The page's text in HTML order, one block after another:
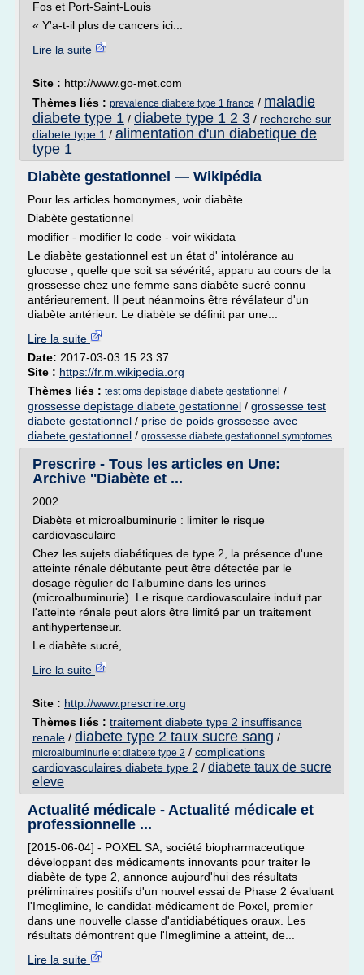
Fos et Port-Saint-Louis
« Y'a-t-il plus de cancers ici...
Lire la suite
Site : http://www.go-met.com
Thèmes liés : prevalence diabete type 1 france / maladie
diabete type 1 / diabete type 1 2 3 / recherche sur
diabete type 1 / alimentation d'un diabetique de
type 1
Diabète gestationnel — Wikipédia
Pour les articles homonymes, voir diabète .
Diabète gestationnel
modifier - modifier le code - voir wikidata
Le diabète gestationnel est un état d' intolérance au
glucose , quelle que soit sa sévérité, apparu au cours de la
grossesse chez une femme sans diabète sucré connu
antérieurement. Il peut néanmoins être révélateur d'un
diabète antérieur. Le diabète se définit par une...
Lire la suite
Date: 2017-03-03 15:23:37
Site : https://fr.m.wikipedia.org
Thèmes liés : test oms depistage diabete gestationnel /
grossesse depistage diabete gestationnel / grossesse test
diabete gestationnel / prise de poids grossesse avec
diabete gestationnel / grossesse diabete gestationnel symptomes
Prescrire - Tous les articles en Une:
Archive ''Diabète et ...
2002
Diabète et microalbuminurie : limiter le risque
cardiovasculaire
Chez les sujets diabétiques de type 2, la présence d'une
atteinte rénale débutante peut être détectée par le
dosage régulier de l'albumine dans les urines
(microalbuminurie). Le risque cardiovasculaire induit par
l'atteinte rénale peut alors être limité par un traitement
antihypertenseur.
Le diabète sucré,...
Lire la suite
Site : http://www.prescrire.org
Thèmes liés : traitement diabete type 2 insuffisance
renale / diabete type 2 taux sucre sang /
microalbuminurie et diabete type 2 / complications
cardiovasculaires diabete type 2 / diabete taux de sucre
eleve
Actualité médicale - Actualité médicale et
professionnelle ...
[2015-06-04] - POXEL SA, société biopharmaceutique
développant des médicaments innovants pour traiter le
diabète de type 2, annonce aujourd'hui des résultats
préliminaires positifs d'un nouvel essai de Phase 2 évaluant
l'Imeglimine, le candidat-médicament de Poxel, premier
dans une nouvelle classe d'antidiabétiques oraux. Les
résultats démontrent que l'Imeglimine a atteint, de...
Lire la suite